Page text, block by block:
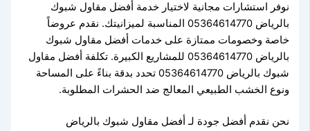
نوفر استشارات مجانية لاختيار خدمة أفضل مقاول شبوك
بالرياض 05364614770 المناسبة لميزانيتك. نقدم عروضاً
خاصة وخصومات ممتازة على خدمات أفضل مقاول شبوك
بالرياض 05364614770 للمشاريع الكبيرة. تكلفة أفضل مقاول
شبوك بالرياض 05364614770 تحدد بدقة بناءً على المساحة
ونوع الخشب الطبيعي المعالج ضد الحشرات المطلوبة.
نحن نقدم أفضل جودة لـ أفضل مقاول شبوك بالرياض